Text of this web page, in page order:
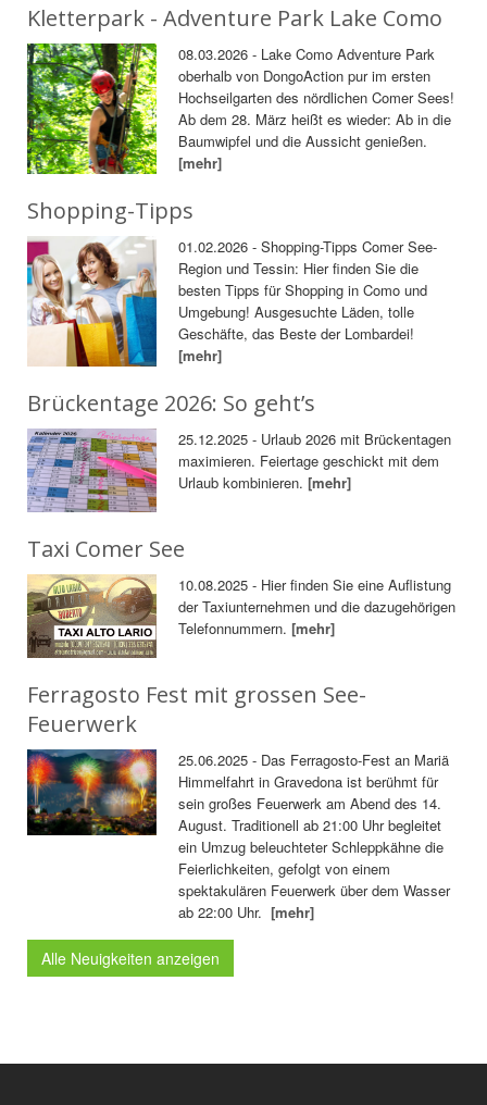
Kletterpark - Adventure Park Lake Como
08.03.2026 - Lake Como Adventure Park
oberhalb von DongoAction pur im ersten
Hochseilgarten des nördlichen Comer Sees!
Ab dem 28. März heißt es wieder: Ab in die
Baumwipfel und die Aussicht genießen.
[mehr]
Shopping-Tipps
01.02.2026 - Shopping-Tipps Comer See-
Region und Tessin: Hier finden Sie die
besten Tipps für Shopping in Como und
Umgebung! Ausgesuchte Läden, tolle
Geschäfte, das Beste der Lombardei!
[mehr]
Brückentage 2026: So geht’s
25.12.2025 - Urlaub 2026 mit Brückentagen
maximieren. Feiertage geschickt mit dem
Urlaub kombinieren.[mehr]
Taxi Comer See
10.08.2025 - Hier finden Sie eine Auflistung
der Taxiunternehmen und die dazugehörigen
Telefonnummern.[mehr]
Ferragosto Fest mit grossen See-
Feuerwerk
25.06.2025 - Das Ferragosto-Fest an Mariä
Himmelfahrt in Gravedona ist berühmt für
sein großes Feuerwerk am Abend des 14.
August. Traditionell ab 21:00 Uhr begleitet
ein Umzug beleuchteter Schleppkähne die
Feierlichkeiten, gefolgt von einem
spektakulären Feuerwerk über dem Wasser
ab 22:00 Uhr.[mehr]
Alle Neuigkeiten anzeigen